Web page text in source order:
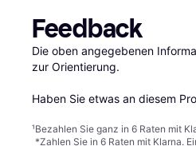
Feedback
Die oben angegebenen
zur Orientierung.
Haben Sie etwas an diesem
¹Bezahlen Sie ganz in 6 Raten mit
*Zahlen Sie in 6 Raten mit Klarna.